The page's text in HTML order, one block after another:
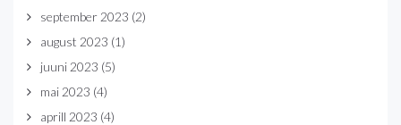
september 2023 (2)
august 2023 (1)
juuni 2023 (5)
mai 2023 (4)
aprill 2023 (4)